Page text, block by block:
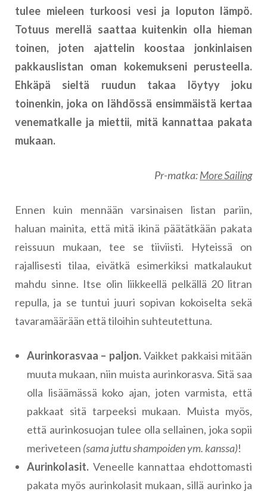
tulee mieleen turkoosi vesi ja loputon lämpö.
Totuus merellä saattaa kuitenkin olla hieman
toinen, joten ajattelin koostaa jonkinlaisen
pakkauslistan oman kokemukseni perusteella.
Ehkäpä sieltä ruudun takaa löytyy joku
toinenkin, joka on lähdössä ensimmäistä kertaa
venematkalle ja miettii, mitä kannattaa pakata
mukaan.
Pr-matka:More Sailing
Ennen kuin mennään varsinaisen listan pariin,
haluan mainita, että mitä ikinä päätätkään pakata
reissuun mukaan, tee se tiiviisti. Hyteissä on
rajallisesti tilaa, eivätkä esimerkiksi matkalaukut
mahdu sinne. Itse olin liikkeellä pelkällä 20 litran
repulla, ja se tuntui juuri sopivan kokoiselta sekä
tavaramäärään että tiloihin suhteutettuna.
Aurinkorasvaa – paljon.Vaikket pakkaisi mitään
muuta mukaan, niin muista aurinkorasva. Sitä saa
olla lisäämässä koko ajan, joten varmista, että
pakkaat sitä tarpeeksi mukaan. Muista myös,
että aurinkosuojan tulee olla sellainen, joka sopii
meriveteen (sama juttu shampoiden ym. kanssa)!
Aurinkolasit. Veneelle kannattaa ehdottomasti
pakata myös aurinkolasit mukaan, sillä aurinko ja